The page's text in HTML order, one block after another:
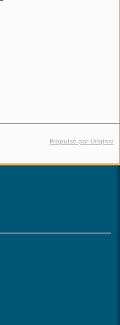
Propulsé par Orejime